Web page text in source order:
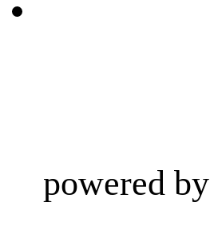
powered by